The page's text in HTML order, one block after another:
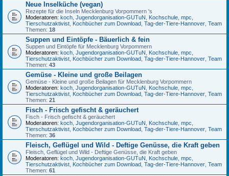
Neue Inselküche (vegan)
Rezepte für die Inseln Mecklenburg Vorpommern 's
Moderatoren: koch, Jugendorganisation-GUTuN, Kochschule, mpc,
Tierschutzaktivist, Kochbücher zum Download, Tag-der-Tiere-Hannover, Team
Themen: 18
Suppen und Eintöpfe - Bäuerlich & fein
Suppen und Eintöpfe für Mecklenburg Vorpommern
Moderatoren: koch, Jugendorganisation-GUTuN, Kochschule, mpc,
Tierschutzaktivist, Kochbücher zum Download, Tag-der-Tiere-Hannover, Team
Themen: 43
Gemüse - Kleine und große Beilagen
Gemüse - Kleine und große Beilagen für Mecklenburg Vorpommern
Moderatoren: koch, Jugendorganisation-GUTuN, Kochschule, mpc,
Tierschutzaktivist, Kochbücher zum Download, Tag-der-Tiere-Hannover, Team
Themen: 21
Fisch - Frisch gefischt & geräuchert
Fisch - Frisch gefischt & geräuchert
Moderatoren: koch, Jugendorganisation-GUTuN, Kochschule, mpc,
Tierschutzaktivist, Kochbücher zum Download, Tag-der-Tiere-Hannover, Team
Themen: 36
Fleisch, Geflügel und Wild - Deftige Genüsse, die Kraft geben
Fleisch, Geflügel und Wild - Deftige Genüsse, die Kraft geben
Moderatoren: koch, Jugendorganisation-GUTuN, Kochschule, mpc,
Tierschutzaktivist, Kochbücher zum Download, Tag-der-Tiere-Hannover, Team
Themen: 61